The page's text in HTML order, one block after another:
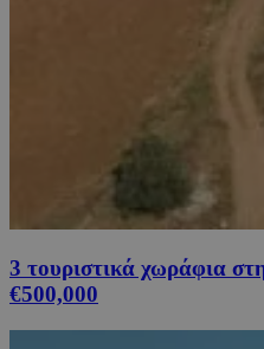
3 τουριστικά χωράφια
€500,000